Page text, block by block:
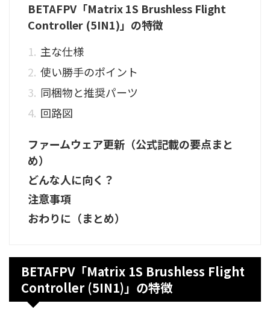
BETAFPV「Matrix 1S Brushless Flight
Controller (5IN1)」の特徴
主な仕様
使い勝手のポイント
同梱物と推奨パーツ
回路図
ファームウェア更新（公式記載の要点まと
め）
どんな人に向く？
注意事項
おわりに（まとめ）
BETAFPV「Matrix 1S Brushless Flight
Controller (5IN1)」の特徴